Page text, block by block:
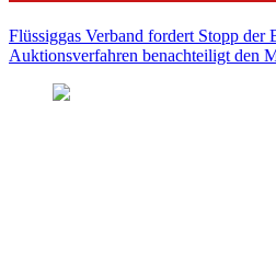
Flüssiggas Verband fordert Stopp
Auktionsverfahren benachteiligt den